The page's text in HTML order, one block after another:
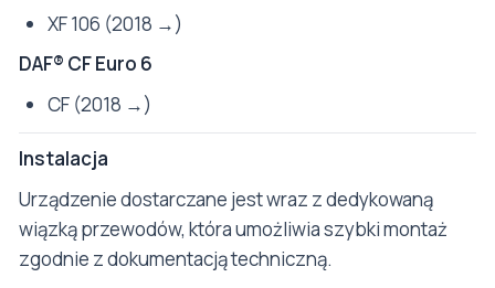
XF 106 (2018 →)
DAF® CF Euro 6
CF (2018 →)
Instalacja
Urządzenie dostarczane jest wraz z dedykowaną
wiązką przewodów, która umożliwia szybki montaż
zgodnie z dokumentacją techniczną.